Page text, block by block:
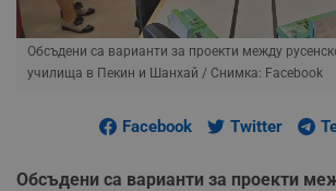
Обсъдени са варианти за проекти между
училища в Пекин и Шанхай / Снимка: Facebook
Facebook Twitter
Обсъдени са варианти за проекти